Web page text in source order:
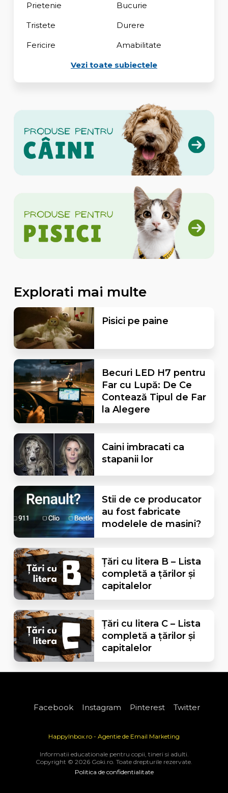
Prietenie Bucurie
Tristete Durere
Fericire Amabilitate
Vezi toate subiectele
Explorati mai multe
Pisici pe paine
Becuri LED H7 pentru
Far cu Lupă: De Ce
Contează Tipul de Far
la Alegere
Caini imbracati ca
stapanii lor
Stii de ce producator
au fost fabricate
modelele de masini?
Țări cu litera B – Lista
completă a țărilor și
capitalelor
Țări cu litera C – Lista
completă a țărilor și
capitalelor
Facebook Instagram Pinterest Twitter
HappyInbox.ro - Agentie de Email Marketing
Informatii educationale pentru copii, tineri si adulti.
Copyright © 2026 Goki.ro. Toate drepturile rezervate.
Politica de confidentialitate